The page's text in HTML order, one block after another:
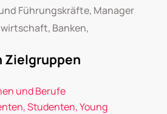
Führungskräfte, Manager
Banken,
Zielgruppen
und Berufe
Studenten, Young